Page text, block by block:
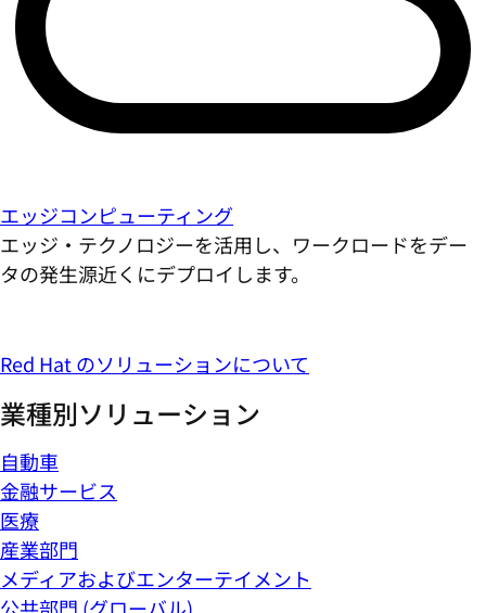
エッジコンピューティング
エッジ・テクノロジーを活用し、ワークロードをデー
タの発生源近くにデプロイします。
Red Hat のソリューションについて
業種別ソリューション
自動車
金融サービス
医療
産業部門
メディアおよびエンターテイメント